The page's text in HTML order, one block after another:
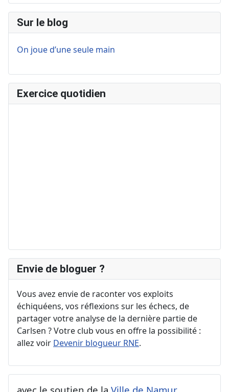
Sur le blog
On joue d’une seule main
Exercice quotidien
Envie de bloguer ?
Vous avez envie de raconter vos exploits
échiquéens, vos réflexions sur les échecs, de
partager votre analyse de la dernière partie de
Carlsen ? Votre club vous en offre la possibilité :
allez voir Devenir blogueur RNE.